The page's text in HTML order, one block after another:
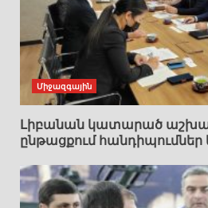
Միջազգային
Լիբանան կատարած
ընթացքում հանդիպումներ